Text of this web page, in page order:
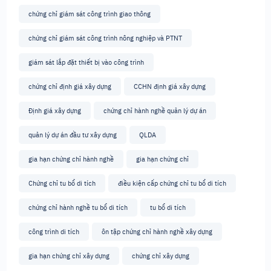
chứng chỉ giám sát công trình giao thông
chứng chỉ giám sát công trình nông nghiệp và PTNT
giám sát lắp đặt thiết bị vào công trình
chứng chỉ định giá xây dựng CCHN định giá xây dựng
Định giá xây dựng chứng chỉ hành nghề quản lý dự án
quản lý dự án đầu tư xây dựng QLDA
gia hạn chứng chỉ hành nghề gia hạn chứng chỉ
Chứng chỉ tu bổ di tích điều kiện cấp chứng chỉ tu bổ di tích
chứng chỉ hành nghề tu bổ di tích tu bổ di tích
công trình di tích ôn tập chứng chỉ hành nghề xây dựng
gia hạn chứng chỉ xây dựng chứng chỉ xây dựng